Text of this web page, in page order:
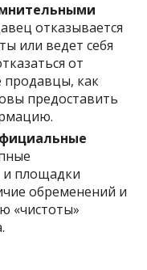
отказывается
или ведет себя
от
продавцы, как
предоставить
площадки
обременений и
«чистоты»